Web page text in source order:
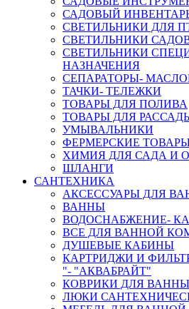
САДОВЫЙ
СВЕТИЛЬНИКИ ДЛЯ
СВЕТИЛЬНИКИ
СВЕТИЛЬНИКИ
НАЗНАЧЕНИЯ
СЕПАРАТОРЫ-
ТАЧКИ- ТЕЛЕЖКИ
ТОВАРЫ ДЛЯ ПОЛИВА
ТОВАРЫ ДЛЯ
УМЫВАЛЬНИКИ
ФЕРМЕРСКИЕ
ХИМИЯ ДЛЯ САДА И
ШЛАНГИ
САНТЕХНИКА
АКСЕССУАРЫ ДЛЯ
ВАННЫ
ВОДОСНАБЖЕНИЕ-
ВСЕ ДЛЯ ВАННОЙ
ДУШЕВЫЕ КАБИНЫ
КАРТРИДЖИ И
"- "АКВАБРАЙТ"
КОВРИКИ ДЛЯ
ЛЮКИ